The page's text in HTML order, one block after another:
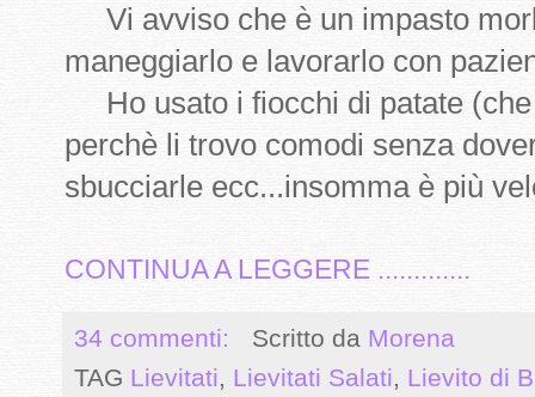
Vi avviso che è un impasto
maneggiarlo e lavorarlo con
Ho usato i fiocchi di patate
perchè li trovo comodi senza
sbucciarle ecc...insomma è più
CONTINUA A LEGGERE .............
34 commenti: Scritto da Morena
TAG Lievitati, Lievitati Salati, Lievito di